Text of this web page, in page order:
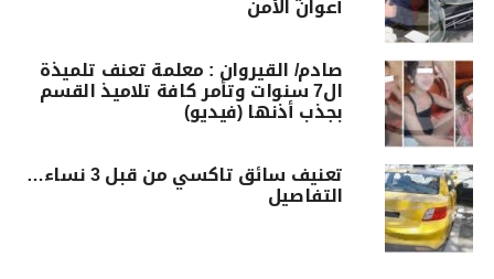
صادم/ القيروان : معلمة تعنف تلميذة
ال7 سنوات وتأمر كافة تلاميذ القسم
بجذب أذنها (فيديو)
تعنيف سائق تاكسي من قبل 3 نساء…
التفاصيل